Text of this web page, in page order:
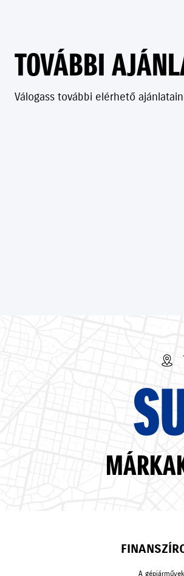
TOVÁBBI
Válogass további elérhető
A